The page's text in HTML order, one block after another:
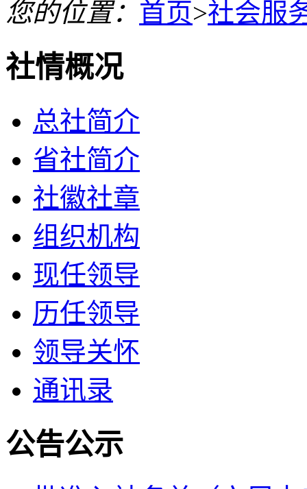
您的位置： 首页>社会服
社情概况
总社简介
省社简介
社徽社章
组织机构
现任领导
历任领导
领导关怀
通讯录
公告公示